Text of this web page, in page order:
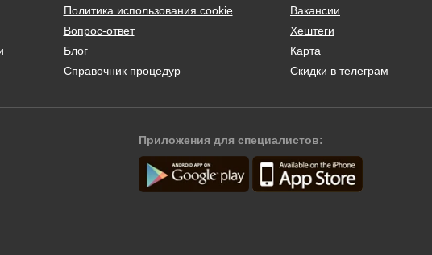
Политика использования cookie
Вопрос-ответ
Блог
Справочник процедур
Вакансии
Хештеги
Карта
Скидки в телеграм
Приложения для специалистов: